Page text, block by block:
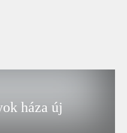
háza új